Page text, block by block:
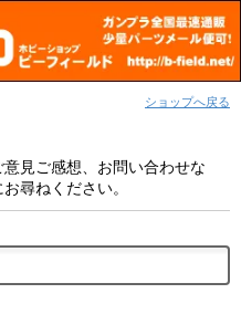
ショップへ戻る
見ご感想、お問い合わせな
尋ねください。